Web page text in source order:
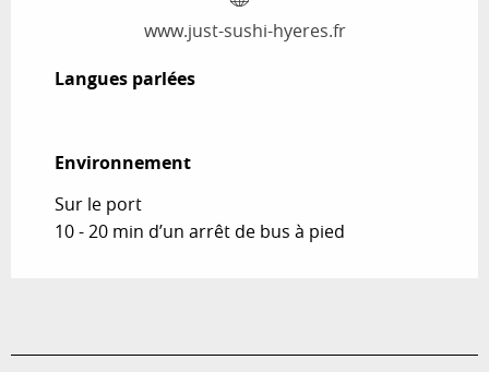
www.just-sushi-hyeres.fr
Langues parlées
Langues parlées
Environnement
Environnement
Sur le port
10 - 20 min d’un arrêt de bus à pied